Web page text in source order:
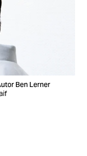
Ben Lerner